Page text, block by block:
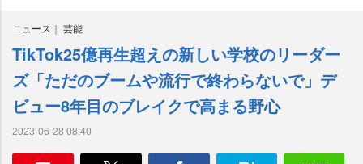
e
ニュース 芸能
TikTok25億再生超えの新しい学校のリーダー
ズ「ただのブームや流行で終わらないで」デ
ビュー8年目のブレイクで高まる野心
2023-06-28 08:40